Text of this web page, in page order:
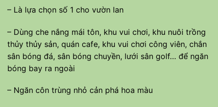
– Là lựa chọn số 1 cho vườn lan
– Dùng che nắng mái tôn, khu vui chơi, khu nuôi trồng
thủy thủy sản, quán cafe, khu vui chơi công viên, chắn
sân bóng đá, sân bóng chuyền, lưới sân golf… để ngăn
bóng bay ra ngoài
– Ngăn côn trùng nhỏ cản phá hoa màu